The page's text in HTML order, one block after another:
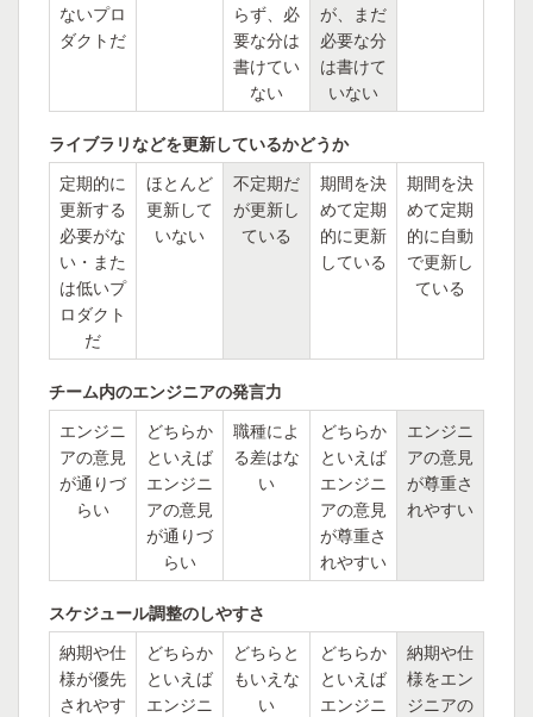
ないプロ
ダクトだ
らず、必
要な分は
書けてい
ない
が、まだ
必要な分
は書けて
いない
ライブラリなどを更新しているかどうか
定期的に
更新する
必要がな
い・また
は低いプ
ロダクト
だ
ほとんど
更新して
いない
不定期だ
が更新し
ている
期間を決
めて定期
的に更新
している
期間を決
めて定期
的に自動
で更新し
ている
チーム内のエンジニアの発言力
エンジニ
アの意見
が通りづ
らい
どちらか
といえば
エンジニ
アの意見
が通りづ
らい
職種によ
る差はな
い
どちらか
といえば
エンジニ
アの意見
が尊重さ
れやすい
エンジニ
アの意見
が尊重さ
れやすい
スケジュール調整のしやすさ
納期や仕
様が優先
されやす
どちらか
といえば
エンジニ
どちらと
もいえな
い
どちらか
といえば
エンジニ
納期や仕
様をエン
ジニアの